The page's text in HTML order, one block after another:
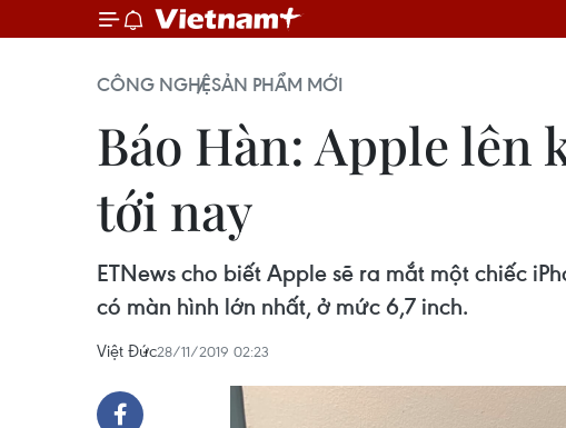
CÔNG NGHỆSẢN PHẨM MỚI
Báo Hàn: Apple lên
tới nay
ETNews cho biết Apple sẽ ra mắt một chiếc
có màn hình lớn nhất, ở mức 6,7 inch.
Việt Đức28/11/2019 02:23